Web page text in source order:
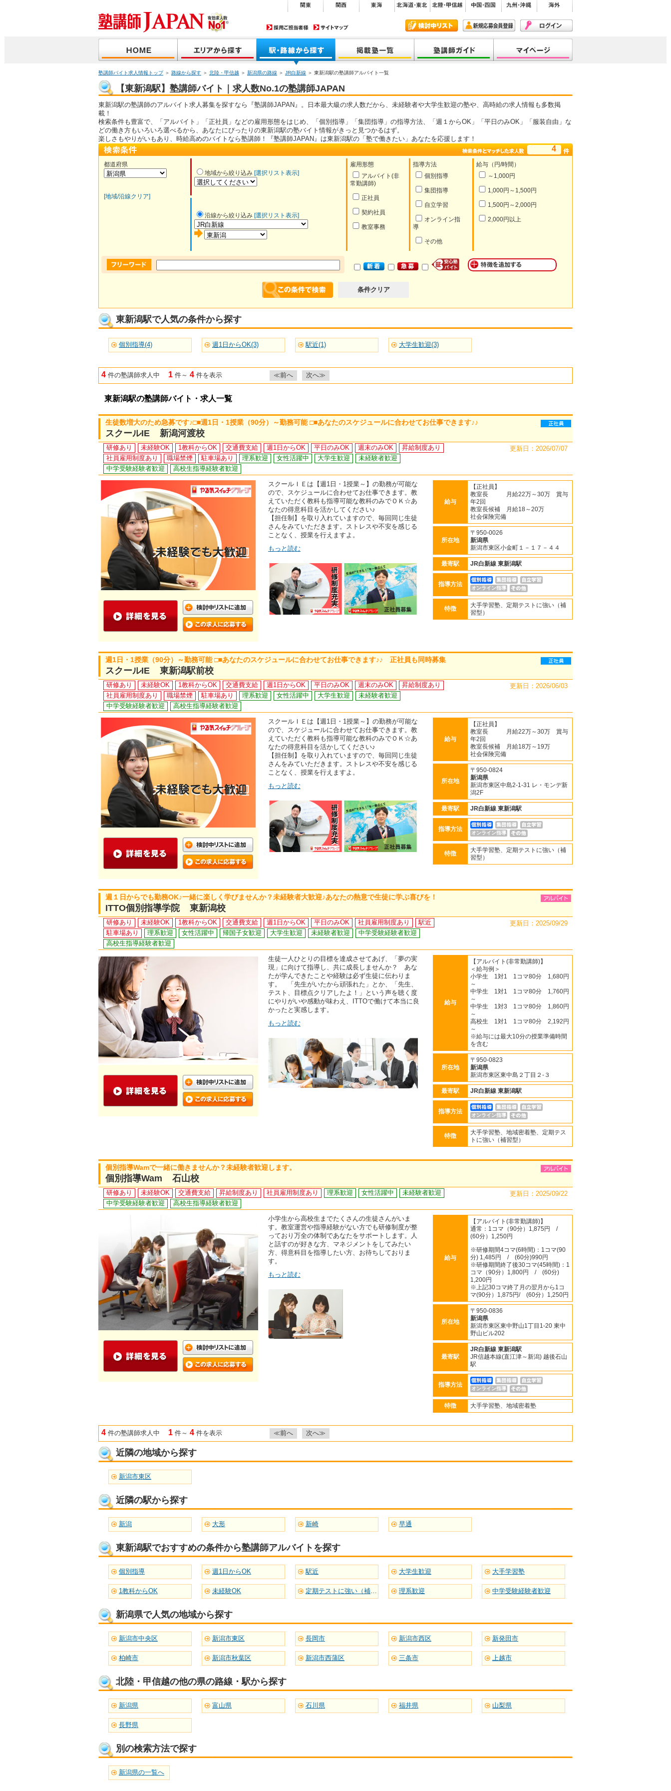
塾講師バイト求人情報トップ＞ 路線から探す ＞ 北陸・甲信越 ＞ 新潟県の路線 ＞ JR白新線 ＞ 東新潟駅の塾講師アルバイト一覧
【東新潟駅】塾講師バイト｜求人数No.1の塾講師JAPAN
東新潟駅の塾講師のアルバイト求人募集を探すなら『塾講師JAPAN』。日本最大級の求人数だから、未経験者や大学生歓迎の塾や、高時給の求人情報も多数掲
載！
検索条件も豊富で、「アルバイト」「正社員」などの雇用形態をはじめ、「個別指導」「集団指導」の指導方法、「週１からOK」「平日のみOK」「服装自由」な
どの働き方もいろいろ選べるから、あなたにぴったりの東新潟駅の塾バイト情報がきっと見つかるはず。
楽しさもやりがいもあり、時給高めのバイトなら塾講師！『塾講師JAPAN』は東新潟駅の「塾で働きたい」あなたを応援します！
4
都道府県
[地域/沿線クリア]
地域から絞り込み [選択リスト表示]
雇用形態
アルバイト(非
常勤講師)
正社員
契約社員
教室事務
指導方法
個別指導
集団指導
自立学習
オンライン指
導
その他
給与（円/時間）
～1,000円
1,000円～1,500円
1,500円～2,000円
2,000円以上
沿線から絞り込み [選択リスト表示]
条件クリア
東新潟駅で人気の条件から探す
個別指導(4) 週1日からOK(3) 駅近(1) 大学生歓迎(3)
4 件の塾講師求人中 1 件～ 4 件を表示 ≪前へ 次へ≫
東新潟駅の塾講師バイト・求人一覧
生徒数増大のため急募です♪□■週1日・1授業（90分）～勤務可能 □■あなたのスケジュールに合わせてお仕事できます♪♪
スクールIE 新潟河渡校
研修あり 未経験OK 1教科からOK 交通費支給 週1日からOK 平日のみOK 週末のみOK
昇給制度あり
社員雇用制度あり
職場禁煙 駐車場あり 理系歓迎 女性活躍中 大学生歓迎
未経験者歓迎
中学受験経験者歓迎
高校生指導経験者歓迎
更新日：2026/07/07
スクールＩＥは【週1日・1授業～】の勤務が可能な
ので、スケジュールに合わせてお仕事できます。教
えていただく教科も指導可能な教科のみでＯＫ☆あ
なたの得意科目を活かしてください♪
【担任制】を取り入れていますので、毎回同じ生徒
さんをみていただきます。ストレスや不安を感じる
ことなく、授業を行えますよ。
もっと読む
給与
【正社員】
教室長 月給22万～30万 賞与
年2回
教室長候補 月給18～20万
社会保険完備
所在地
〒950-0026
新潟県
新潟市東区小金町１－１７－４４
最寄駅 JR白新線 東新潟駅
指導方法
オンライン指導
特徴
大手学習塾、定期テストに強い（補
習型）
週1日・1授業（90分）～勤務可能 □■あなたのスケジュールに合わせてお仕事できます♪♪ 正社員も同時募集
スクールIE 東新潟駅前校
研修あり 未経験OK 1教科からOK 交通費支給 週1日からOK 平日のみOK 週末のみOK
昇給制度あり
社員雇用制度あり
職場禁煙 駐車場あり 理系歓迎 女性活躍中 大学生歓迎
未経験者歓迎
中学受験経験者歓迎
高校生指導経験者歓迎
更新日：2026/06/03
スクールＩＥは【週1日・1授業～】の勤務が可能な
ので、スケジュールに合わせてお仕事できます。教
えていただく教科も指導可能な教科のみでＯＫ☆あ
なたの得意科目を活かしてください♪
【担任制】を取り入れていますので、毎回同じ生徒
さんをみていただきます。ストレスや不安を感じる
ことなく、授業を行えますよ。
もっと読む
給与
【正社員】
教室長 月給22万～30万 賞与
年2回
教室長候補 月給18万～19万
社会保険完備
所在地
〒950-0824
新潟県
新潟市東区中島2-1-31 レ・モンデ新
潟2F
最寄駅 JR白新線 東新潟駅
指導方法
オンライン指導
特徴
大手学習塾、定期テストに強い（補
習型）
週１日からでも勤務OK♪一緒に楽しく学びませんか？未経験者大歓迎♪あなたの熱意で生徒に学ぶ喜びを！
ITTO個別指導学院 東新潟校
研修あり 未経験OK 1教科からOK 交通費支給 週1日からOK 平日のみOK 社員雇用制度あり
駅近
駐車場あり
理系歓迎 女性活躍中 帰国子女歓迎 大学生歓迎 未経験者歓迎
中学受験経験者歓迎
高校生指導経験者歓迎
更新日：2025/09/29
生徒一人ひとりの目標を達成させてあげ、「夢の実
現」に向けて指導し、共に成長しませんか？ あな
たが学んできたことや経験は必ず生徒に伝わりま
す。 「先生がいたから頑張れた」とか、「先生、
テスト、目標点クリアしたよ！」という声を聴く度
にやりがいや感動が味わえ、ITTOで働けて本当に良
かったと実感します。
もっと読む
給与
【アルバイト(非常勤講師)】
＜給与例＞
小学生 1対1 1コマ80分 1,680円
～
中学生 1対1 1コマ80分 1,760円
～
中学生 1対3 1コマ80分 1,860円
～
高校生 1対1 1コマ80分 2,192円
～
※給与には最大10分の授業準備時間
を含む
所在地
〒950-0823
新潟県
新潟市東区東中島２丁目２-３
最寄駅 JR白新線 東新潟駅
指導方法
オンライン指導
特徴
大手学習塾、地域密着塾、定期テス
トに強い（補習型）
個別指導Wamで一緒に働きませんか？未経験者歓迎します。
個別指導Wam 石山校
研修あり 未経験OK 交通費支給 昇給制度あり 社員雇用制度あり 理系歓迎 女性活躍中
未経験者歓迎
中学受験経験者歓迎
高校生指導経験者歓迎
更新日：2025/09/22
小学生から高校生までたくさんの生徒さんがいま
す。教室運営や指導経験がない方でも研修制度が整
っており万全の体制であなたをサポートします。人
と話すのが好きな方、マネジメントをしてみたい
方、得意科目を指導したい方、お待ちしておりま
す。
もっと読む
給与
【アルバイト(非常勤講師)】
通常：1コマ（90分）1,875円 /
(60分）1,250円
※研修期間4コマ(6時間)：1コマ(90
分) 1,485円 / (60分)990円
※研修期間終了後30コマ(45時間)：1
コマ（90分）1,800円 / (60分)
1,200円
※上記30コマ終了月の翌月から1コ
マ(90分）1,875円/ (60分）1,250円
所在地
〒950-0836
新潟県
新潟市東区東中野山1丁目1-20 東中
野山ビル202
最寄駅
JR白新線 東新潟駅
JR信越本線(直江津～新潟) 越後石山
駅
指導方法
オンライン指導
特徴 大手学習塾、地域密着塾
4 件の塾講師求人中 1 件～ 4 件を表示 ≪前へ 次へ≫
近隣の地域から探す
新潟市東区
近隣の駅から探す
新潟 大形 新崎 早通
東新潟駅でおすすめの条件から塾講師アルバイトを探す
個別指導 週1日からOK 駅近 大学生歓迎 大手学習塾
1教科からOK 未経験OK 定期テストに強い（補習型） 理系歓迎 中学受験経験者歓迎
新潟県で人気の地域から探す
新潟市中央区 新潟市東区 長岡市 新潟市西区 新発田市
柏崎市 新潟市秋葉区 新潟市西蒲区 三条市 上越市
北陸・甲信越の他の県の路線・駅から探す
新潟県 富山県 石川県 福井県 山梨県
長野県
別の検索方法で探す
新潟県の一覧へ